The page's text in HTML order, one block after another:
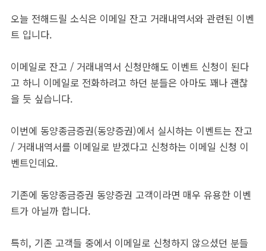
오늘 전해드릴 소식은 이메일 잔고 거래내역서와 관련된 이벤
트 입니다.
이메일로 잔고 / 거래내역서 신청만해도 이벤트 신청이 된다
고 하니 이메일로 전화하려고 하던 분들은 아마도 꽤나 괜찮
을 듯 싶습니다.
이번에 동양종금증권(동양증권)에서 실시하는 이벤트는 잔고
/ 거래내역서를 이메일로 받겠다고 신청하는 이메일 신청 이
벤트인데요.
기존에 동양종금증권 동양증권 고객이라면 매우 유용한 이벤
트가 아닐까 합니다.
특히, 기존 고객들 중에서 이메일로 신청하지 않으셨던 분들